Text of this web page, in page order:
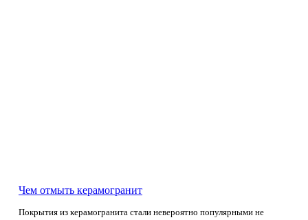
Чем отмыть керамогранит
Покрытия из керамогранита стали невероятно популярными не